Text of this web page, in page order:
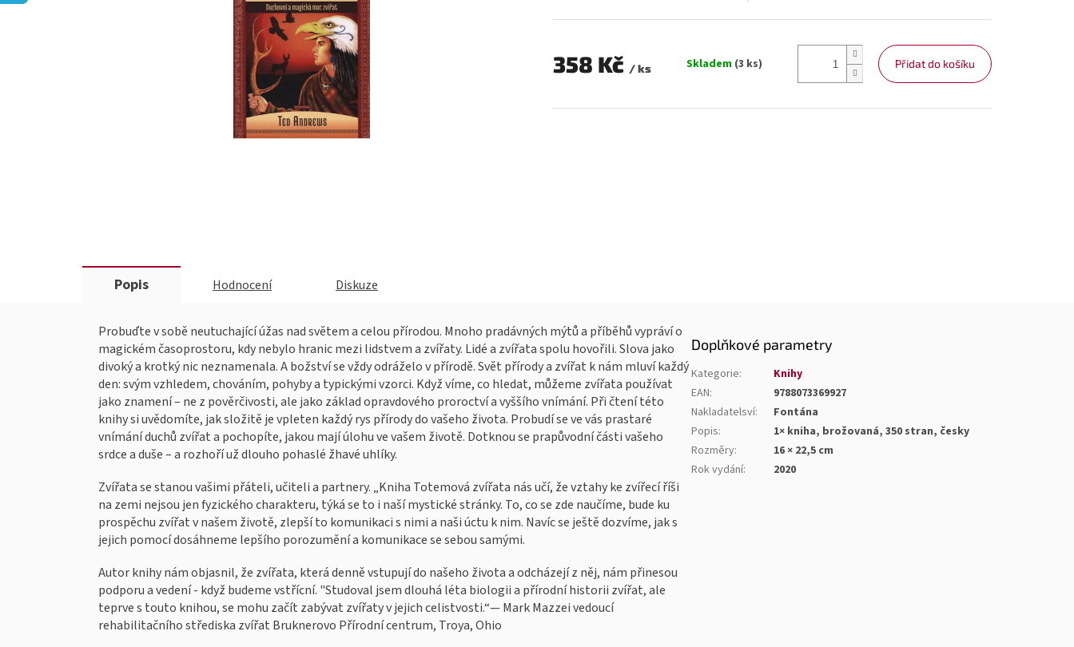
358 Kč / ks
Skladem (3 ks) Přidat do košíku
0,0
z
Popis Hodnocení Diskuze
Probuďte v sobě neutuchající úžas nad světem a celou přírodou. Mnoho pradávných mýtů a příběhů vypráví o
magickém časoprostoru, kdy nebylo hranic mezi lidstvem a zvířaty. Lidé a zvířata spolu hovořili. Slova jako
divoký a krotký nic neznamenala. A božství se vždy odráželo v přírodě. Svět přírody a zvířat k nám mluví každý
den: svým vzhledem, chováním, pohyby a typickými vzorci. Když víme, co hledat, můžeme zvířata používat
jako znamení – ne z pověrčivosti, ale jako základ opravdového proroctví a vyššího vnímání. Při čtení této
knihy si uvědomíte, jak složitě je vpleten každý rys přírody do vašeho života. Probudí se ve vás prastaré
vnímání duchů zvířat a pochopíte, jakou mají úlohu ve vašem životě. Dotknou se prapůvodní části vašeho
srdce a duše – a rozhoří už dlouho pohaslé žhavé uhlíky.
Zvířata se stanou vašimi přáteli, učiteli a partnery. „Kniha Totemová zvířata nás učí, že vztahy ke zvířecí říši
na zemi nejsou jen fyzického charakteru, týká se to i naší mystické stránky. To, co se zde naučíme, bude ku
prospěchu zvířat v našem životě, zlepší to komunikaci s nimi a naši úctu k nim. Navíc se ještě dozvíme, jak s
jejich pomocí dosáhneme lepšího porozumění a komunikace se sebou samými.
Autor knihy nám objasnil, že zvířata, která denně vstupují do našeho života a odcházejí z něj, nám přinesou
podporu a vedení - když budeme vstřícní. "Studoval jsem dlouhá léta biologii a přírodní historii zvířat, ale
teprve s touto knihou, se mohu začít zabývat zvířaty v jejich celistvosti.“— Mark Mazzei vedoucí
rehabilitačního střediska zvířat Bruknerovo Přírodní centrum, Troya, Ohio
Doplňkové parametry
Kategorie:
Knihy
EAN:
9788073369927
Nakladatelsví:
Fontána
Popis:
1× kniha, brožovaná, 350 stran, česky
Rozměry:
16 × 22,5 cm
Rok vydání: 2020